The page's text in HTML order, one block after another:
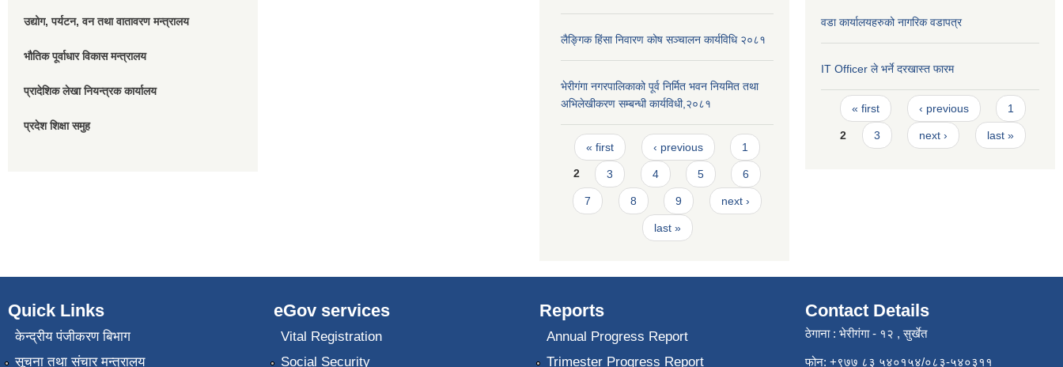
उद्योग, पर्यटन, वन तथा वातावरण मन्त्रालय
भौतिक पूर्वाधार विकास मन्त्रालय
प्रादेशिक लेखा नियन्त्रक कार्यालय
प्रदेश शिक्षा समुह
लैङ्गिक हिंसा निवारण कोष सञ्चालन कार्यविधि २०८१
भेरीगंगा नगरपालिकाको पूर्व निर्मित भवन नियमित तथा
अभिलेखीकरण सम्बन्धी कार्यविधी,२०८१
Pages
« first ‹ previous 1
2 3 4 5 6
7 8 9 next ›
last »
वडा कार्यालयहरुको नागरिक वडापत्र
IT Officer ले भर्ने दरखास्त फारम
Pages
« first ‹ previous 1
2 3 next › last »
Quick Links
केन्द्रीय पंजीकरण बिभाग
सूचना तथा संचार मन्त्रालय
eGov services
Vital Registration
Social Security
Reports
Annual Progress Report
Trimester Progress Report
Contact Details
ठेगाना : भेरीगंगा - १२ , सुर्खेत
फोन: +९७७ ८३ ५४०१५४/०८३-५४०३११